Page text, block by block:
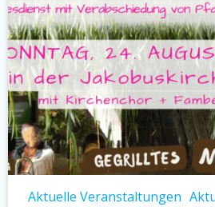
Aktuelle Veranstaltungen